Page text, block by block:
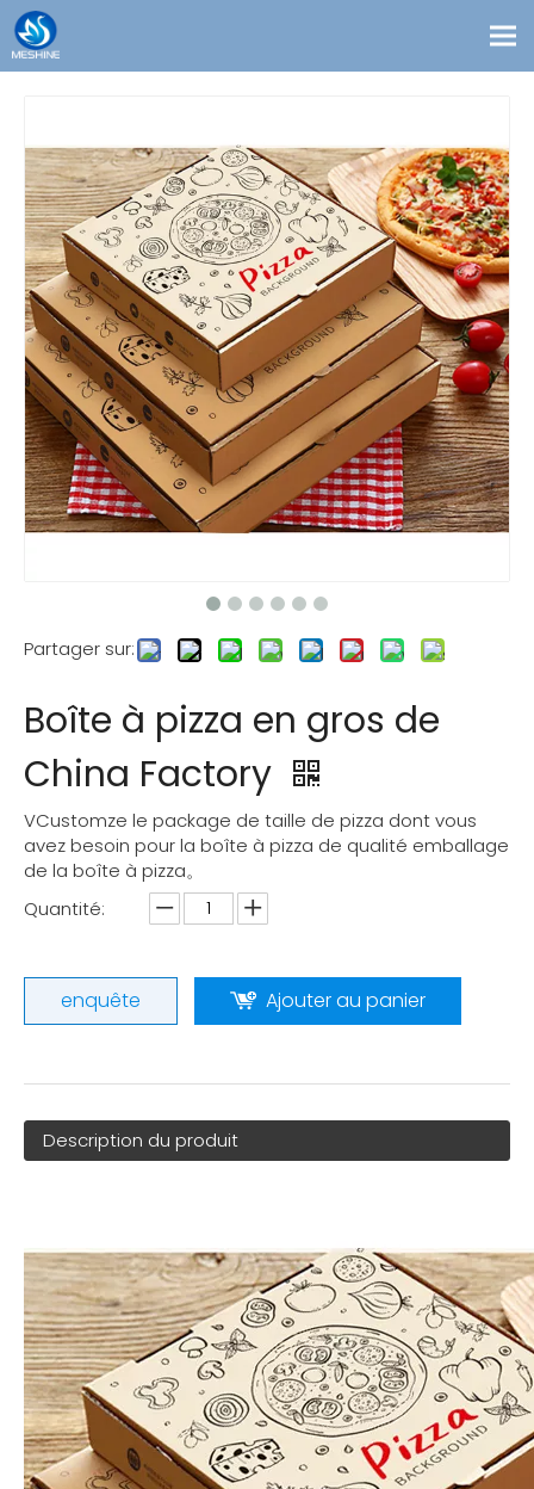
Solutions
Contact
Blogs
À propos de nous
Partager sur:
Boîte à pizza en gros de
China Factory
VCustomze le package de taille de pizza dont vous
avez besoin pour la boîte à pizza de qualité emballage
de la boîte à pizza。
Quantité:
enquête Ajouter au panier
Description du produit